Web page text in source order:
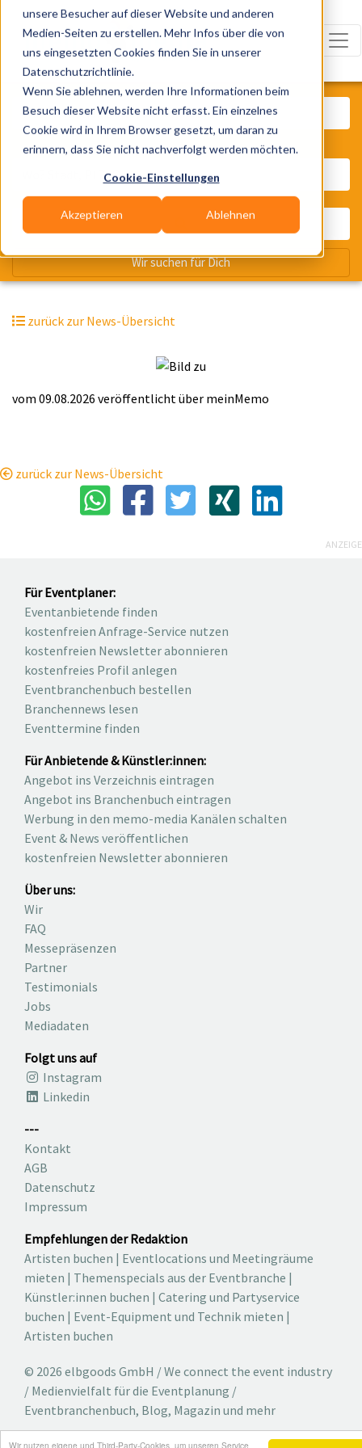
Wir nutzen eigene und Third-Party-Cookies, um unseren Service
unsere Besucher auf dieser Website und anderen
Medien-Seiten zu erstellen. Mehr Infos über die von
uns eingesetzten Cookies finden Sie in unserer
Datenschutzrichtlinie.
Wenn Sie ablehnen, werden Ihre Informationen beim
Besuch dieser Website nicht erfasst. Ein einzelnes
Cookie wird in Ihrem Browser gesetzt, um daran zu
erinnern, dass Sie nicht nachverfolgt werden möchten.
Cookie-Einstellungen
Akzeptieren Ablehnen
zurück zur News-Übersicht
vom 09.08.2026 veröffentlicht über meinMemo
zurück zur News-Übersicht
Was? Künstler, Zelte, Bands,
Wo? Stadt, PLZ, Ort
Wir suchen für Dich
ANZEIGE
Für Eventplaner:
Eventanbietende finden
kostenfreien Anfrage-Service nutzen
kostenfreien Newsletter abonnieren
kostenfreies Profil anlegen
Eventbranchenbuch bestellen
Branchennews lesen
Eventtermine finden
Für Anbietende & Künstler:innen:
Angebot ins Verzeichnis eintragen
Angebot ins Branchenbuch eintragen
Werbung in den memo-media Kanälen schalten
Event & News veröffentlichen
kostenfreien Newsletter abonnieren
Über uns:
Wir
FAQ
Messepräsenzen
Partner
Testimonials
Jobs
Mediadaten
Folgt uns auf
Instagram
Linkedin
---
Kontakt
AGB
Datenschutz
Impressum
Empfehlungen der Redaktion
Artisten buchen | Eventlocations und Meetingräume
mieten | Themenspecials aus der Eventbranche |
Künstler:innen buchen | Catering und Partyservice
buchen | Event-Equipment und Technik mieten |
Artisten buchen
© 2026 elbgoods GmbH / We connect the event industry
/ Medienvielfalt für die Eventplanung /
Eventbranchenbuch, Blog, Magazin und mehr